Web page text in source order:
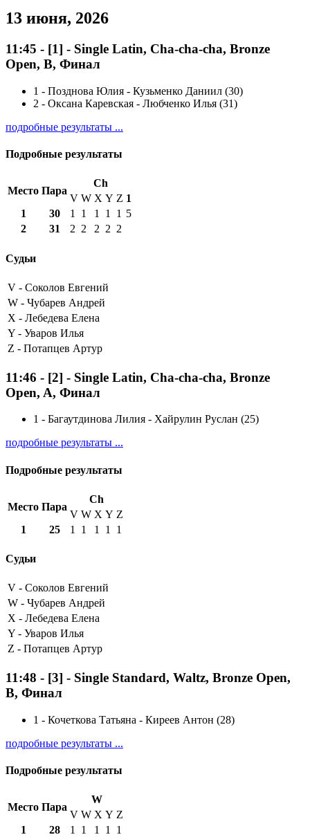
13 июня, 2026
11:45 - [1] - Single Latin, Cha-cha-cha, Bronze
Open, B, Финал
1 - Позднова Юлия - Кузьменко Даниил (30)
2 - Оксана Каревская - Любченко Илья (31)
подробные результаты ...
Подробные результаты
Место Пара
Ch
V W X Y Z 1
1
30 1 1 1 1 1 5
2
31 2 2 2 2 2
Судьи
V - Соколов Евгений
W - Чубарев Андрей
X - Лебедева Елена
Y - Уваров Илья
Z - Потапцев Артур
11:46 - [2] - Single Latin, Cha-cha-cha, Bronze
Open, A, Финал
1 - Багаутдинова Лилия - Хайрулин Руслан (25)
подробные результаты ...
Подробные результаты
Место Пара
Ch
V W X Y Z
1
25 1 1 1 1 1
Судьи
V - Соколов Евгений
W - Чубарев Андрей
X - Лебедева Елена
Y - Уваров Илья
Z - Потапцев Артур
11:48 - [3] - Single Standard, Waltz, Bronze Open,
B, Финал
1 - Кочеткова Татьяна - Киреев Антон (28)
подробные результаты ...
Подробные результаты
Место Пара
W
V W X Y Z
1
28 1 1 1 1 1